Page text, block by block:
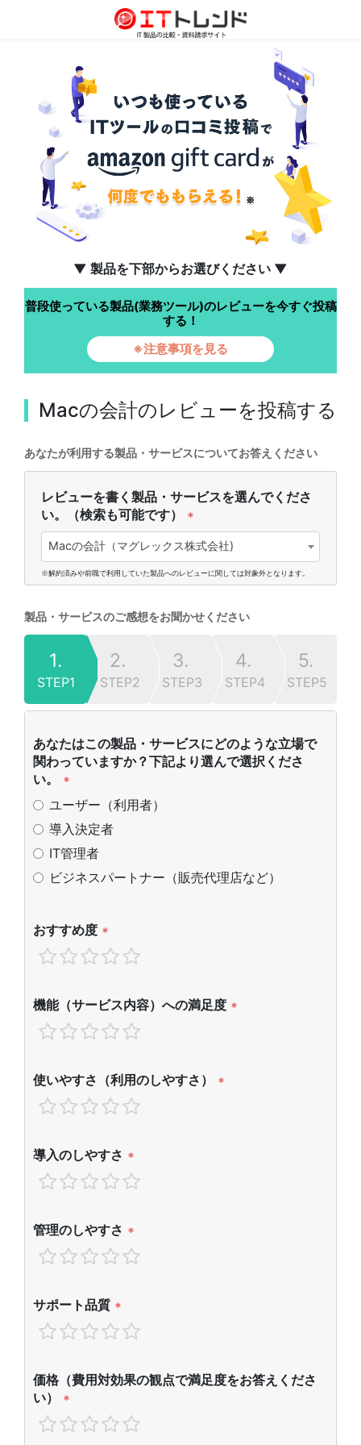
▼ 製品を下部からお選びください ▼
普段使っている製品(業務ツール)のレビューを今すぐ投稿
する！
※注意事項を見る
Macの会計のレビューを投稿する
あなたが利用する製品・サービスについてお答えください
レビューを書く製品・サービスを選んでくださ
い。（検索も可能です）
*
Macの会計（マグレックス株式会社)
※解約済みや前職で利用していた製品へのレビューに関しては対象外となります。
製品・サービスのご感想をお聞かせください
1.
STEP1
2.
STEP2
3.
STEP3
4.
STEP4
5.
STEP5
あなたはこの製品・サービスにどのような立場で
関わっていますか？下記より選んで選択くださ
い。
*
ユーザー（利用者）
導入決定者
IT管理者
ビジネスパートナー（販売代理店など）
おすすめ度 *
機能（サービス内容）への満足度 *
使いやすさ（利用のしやすさ） *
導入のしやすさ *
管理のしやすさ *
サポート品質 *
価格（費用対効果の観点で満足度をお答えくださ
い）
*